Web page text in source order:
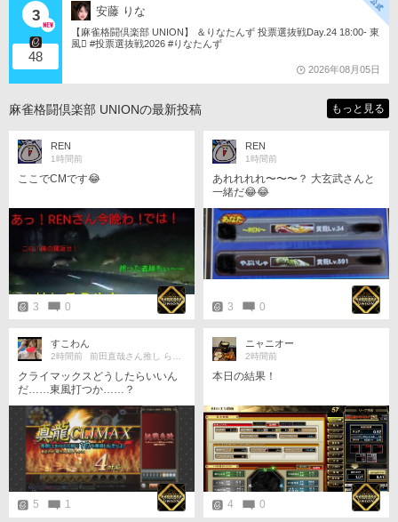
3
48
安藤 りな
【麻雀格闘倶楽部 UNION】 ＆りなたんず 投票選抜戦Day.24 18:00- 東
風󾁃 #投票選抜戦2026 #りなたんず
2026年08月05日
麻雀格闘倶楽部 UNIONの最新投稿 もっと見る
REN
1時間前
ここでCMです😂
3 0
REN
1時間前
あれれれれ〜〜〜？ 大玄武さんと
一緒だ😂😂
3 0
すこわん
2時間前 前田直哉さん推し らっこ軍🦦󾬐
クライマックスどうしたらいいん
だ……東風打つか……？
5 1
ニャニオー
2時間前
本日の結果！
4 0